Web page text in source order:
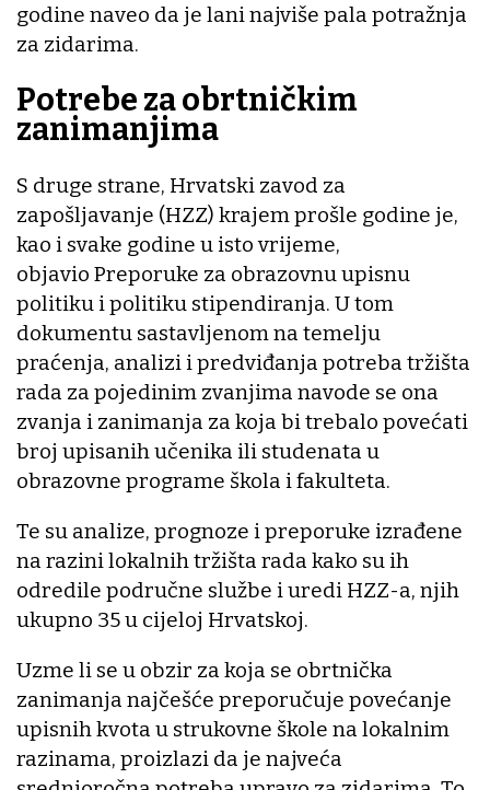
godine naveo da je lani najviše pala potražnja
za zidarima.
Potrebe za obrtničkim
zanimanjima
S druge strane, Hrvatski zavod za
zapošljavanje (HZZ) krajem prošle godine je,
kao i svake godine u isto vrijeme,
objavio Preporuke za obrazovnu upisnu
politiku i politiku stipendiranja. U tom
dokumentu sastavljenom na temelju
praćenja, analizi i predviđanja potreba tržišta
rada za pojedinim zvanjima navode se ona
zvanja i zanimanja za koja bi trebalo povećati
broj upisanih učenika ili studenata u
obrazovne programe škola i fakulteta.
Te su analize, prognoze i preporuke izrađene
na razini lokalnih tržišta rada kako su ih
odredile područne službe i uredi HZZ-a, njih
ukupno 35 u cijeloj Hrvatskoj.
Uzme li se u obzir za koja se obrtnička
zanimanja najčešće preporučuje povećanje
upisnih kvota u strukovne škole na lokalnim
razinama, proizlazi da je najveća